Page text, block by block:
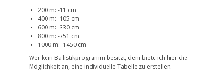
200 m: -11 cm
400 m: -105 cm
600 m: -330 cm
800 m: -751 cm
1000 m: -1450 cm
Wer kein Ballistikprogramm besitzt, dem biete ich hier die
Möglichkeit an, eine individuelle Tabelle zu erstellen.